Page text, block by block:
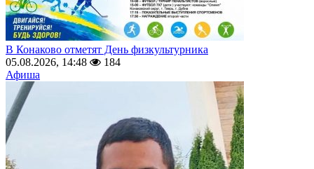
В Конаково отметят День физкультурника
05.08.2026, 14:48
184
Афиша